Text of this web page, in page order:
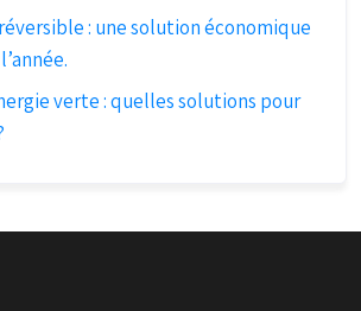
: une solution économique
verte : quelles solutions pour